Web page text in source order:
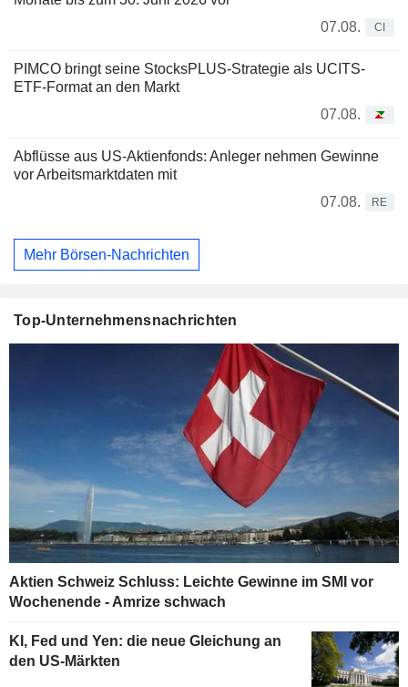
07.08.
CI
PIMCO bringt seine StocksPLUS-Strategie als UCITS-
ETF-Format an den Markt
07.08.
Abflüsse aus US-Aktienfonds: Anleger nehmen Gewinne
vor Arbeitsmarktdaten mit
07.08.
RE
Mehr Börsen-Nachrichten
Top-Unternehmensnachrichten
Aktien Schweiz Schluss: Leichte Gewinne im SMI vor
Wochenende - Amrize schwach
KI, Fed und Yen: die neue Gleichung an
den US-Märkten